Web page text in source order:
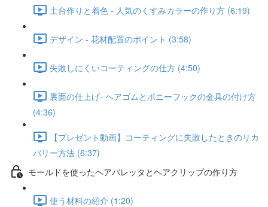
土台作りと着色 - 人気のくすみカラーの作り方 (6:19)
デザイン - 花材配置のポイント (3:58)
失敗しにくいコーティングの仕方 (4:50)
裏面の仕上げ- ヘアゴムとポニーフックの金具の付け方
(4:36)
【プレゼント動画】コーティングに失敗したときのリカ
バリー方法 (6:37)
モールドを使ったヘアバレッタとヘアクリップの作り方
使う材料の紹介 (1:20)